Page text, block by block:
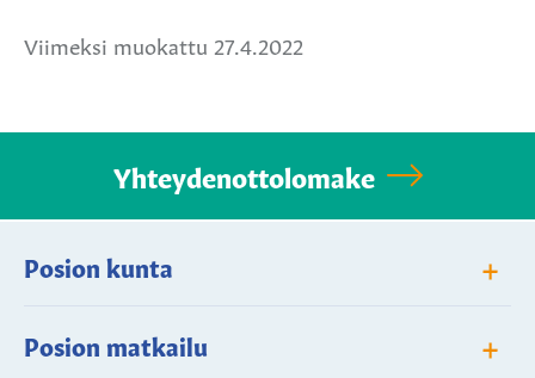
Viimeksi muokattu 27.4.2022
Yhteydenottolomake
Posion kunta +
Posion matkailu +